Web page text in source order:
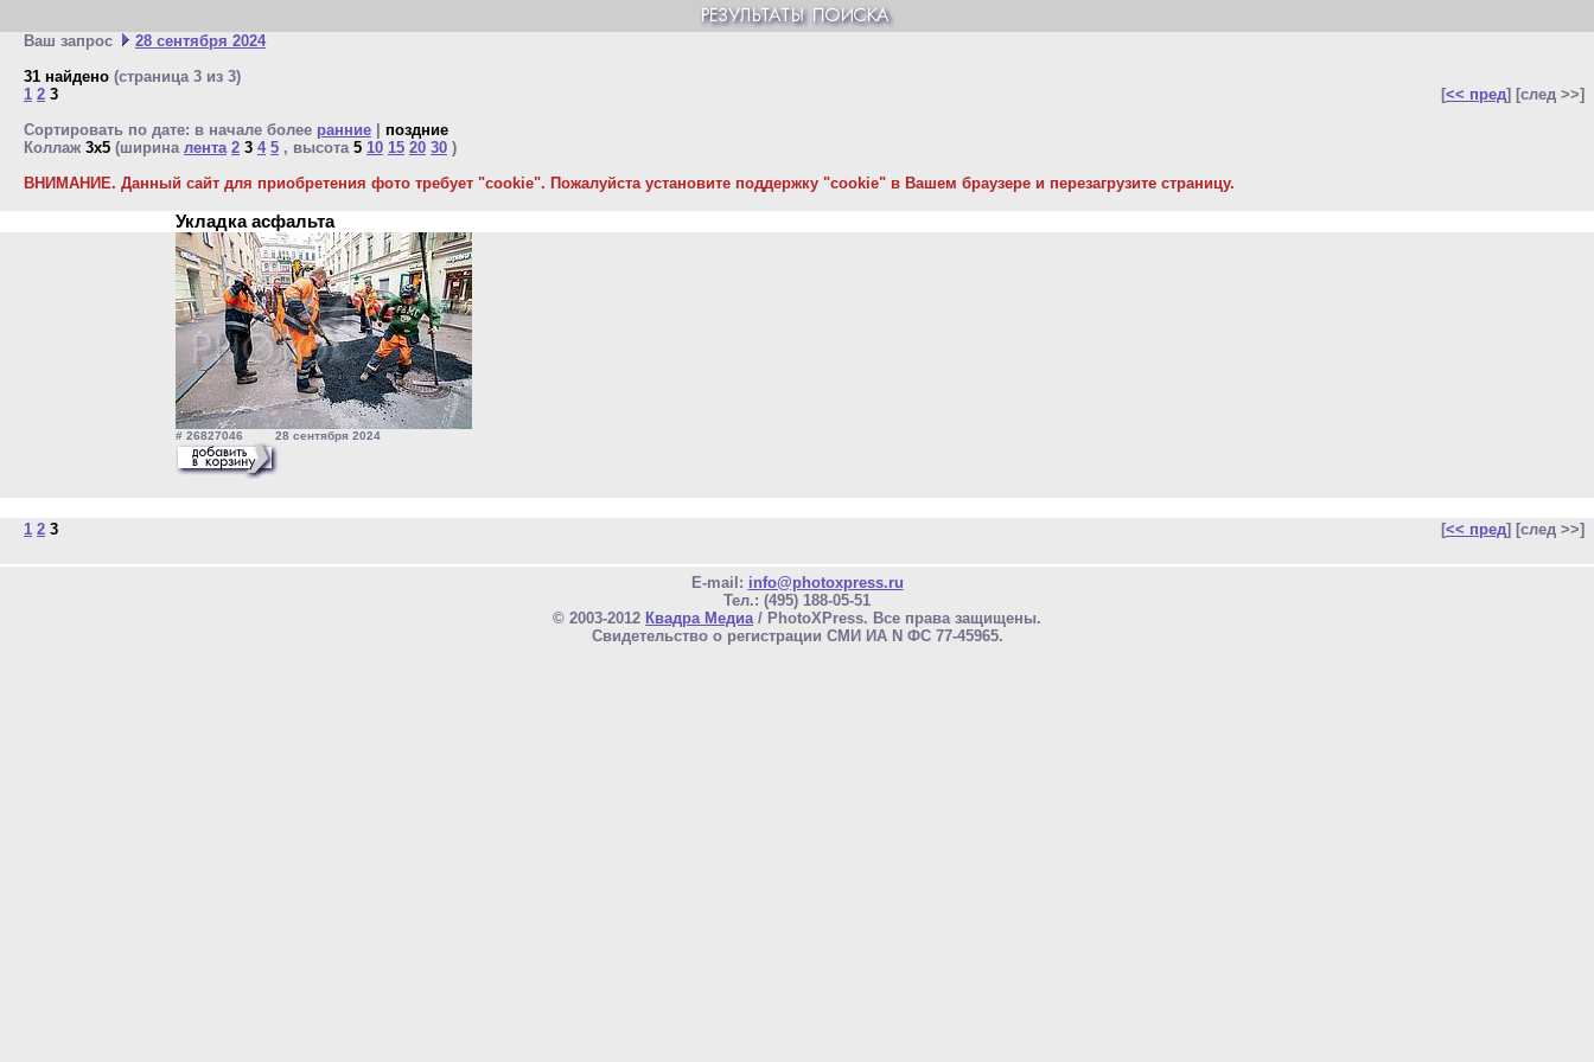
Ваш запрос
28 сентября 2024
31 найдено (страница 3 из 3)
1 2 3 [<< пред] [след >>]
Сортировать по дате: в начале более ранние
поздние
Коллаж 3x5 (ширина лента 2 3 4 5 , высота 5 10 15 20 30 )
ВНИМАНИЕ. Данный сайт для приобретения фото требует "cookie". Пожалуйста установите поддержку "cookie" в Вашем браузере и перезагрузите страницу.
Укладка асфальта
# 26827046 28 сентября 2024
1 2 3 [<< пред] [след >>]
E-mail: info@photoxpress.ru
Тел.: (495) 188-05-51
© 2003-2012 Квадра Медиа/ PhotoXPress. Все права защищены.
Свидетельство о регистрации СМИ ИА N ФС 77-45965.